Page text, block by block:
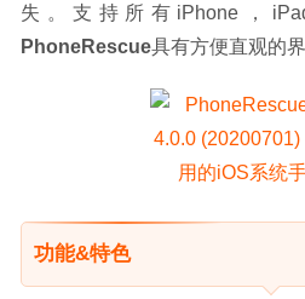
失。支持所有iPhone，
PhoneRescue具有方便直观的界
功能&特色